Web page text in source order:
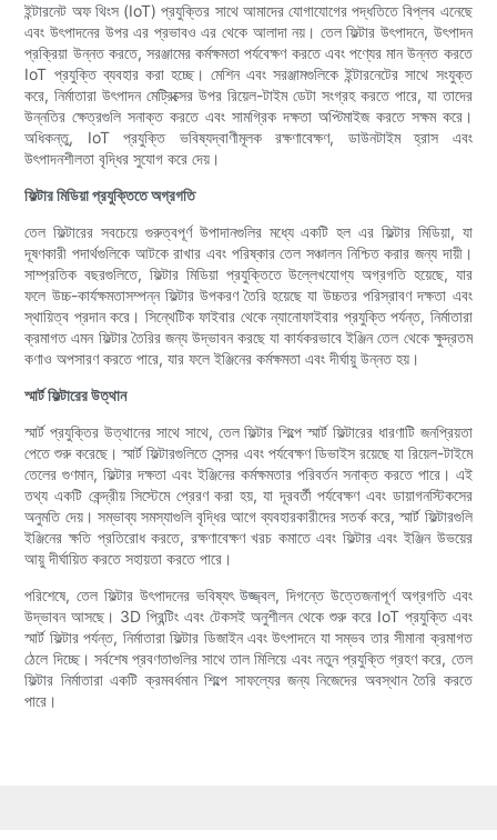
ইন্টারনেট অফ থিংস (IoT) প্রযুক্তির সাথে আমাদের যোগাযোগের পদ্ধতিতে বিপ্লব এনেছে
এবং উৎপাদনের উপর এর প্রভাবও এর থেকে আলাদা নয়। তেল ফিল্টার উৎপাদনে, উৎপাদন
প্রক্রিয়া উন্নত করতে, সরঞ্জামের কর্মক্ষমতা পর্যবেক্ষণ করতে এবং পণ্যের মান উন্নত করতে
IoT প্রযুক্তি ব্যবহার করা হচ্ছে। মেশিন এবং সরঞ্জামগুলিকে ইন্টারনেটের সাথে সংযুক্ত
করে, নির্মাতারা উৎপাদন মেট্রিক্সের উপর রিয়েল-টাইম ডেটা সংগ্রহ করতে পারে, যা তাদের
উন্নতির ক্ষেত্রগুলি সনাক্ত করতে এবং সামগ্রিক দক্ষতা অপ্টিমাইজ করতে সক্ষম করে।
অধিকন্তু, IoT প্রযুক্তি ভবিষ্যদ্বাণীমূলক রক্ষণাবেক্ষণ, ডাউনটাইম হ্রাস এবং
উৎপাদনশীলতা বৃদ্ধির সুযোগ করে দেয়।
ফিল্টার মিডিয়া প্রযুক্তিতে অগ্রগতি
তেল ফিল্টারের সবচেয়ে গুরুত্বপূর্ণ উপাদানগুলির মধ্যে একটি হল এর ফিল্টার মিডিয়া, যা
দূষণকারী পদার্থগুলিকে আটকে রাখার এবং পরিষ্কার তেল সঞ্চালন নিশ্চিত করার জন্য দায়ী।
সাম্প্রতিক বছরগুলিতে, ফিল্টার মিডিয়া প্রযুক্তিতে উল্লেখযোগ্য অগ্রগতি হয়েছে, যার
ফলে উচ্চ-কার্যক্ষমতাসম্পন্ন ফিল্টার উপকরণ তৈরি হয়েছে যা উচ্চতর পরিস্রাবণ দক্ষতা এবং
স্থায়িত্ব প্রদান করে। সিন্থেটিক ফাইবার থেকে ন্যানোফাইবার প্রযুক্তি পর্যন্ত, নির্মাতারা
ক্রমাগত এমন ফিল্টার তৈরির জন্য উদ্ভাবন করছে যা কার্যকরভাবে ইঞ্জিন তেল থেকে ক্ষুদ্রতম
কণাও অপসারণ করতে পারে, যার ফলে ইঞ্জিনের কর্মক্ষমতা এবং দীর্ঘায়ু উন্নত হয়।
স্মার্ট ফিল্টারের উত্থান
স্মার্ট প্রযুক্তির উত্থানের সাথে সাথে, তেল ফিল্টার শিল্পে স্মার্ট ফিল্টারের ধারণাটি জনপ্রিয়তা
পেতে শুরু করেছে। স্মার্ট ফিল্টারগুলিতে সেন্সর এবং পর্যবেক্ষণ ডিভাইস রয়েছে যা রিয়েল-টাইমে
তেলের গুণমান, ফিল্টার দক্ষতা এবং ইঞ্জিনের কর্মক্ষমতার পরিবর্তন সনাক্ত করতে পারে। এই
তথ্য একটি কেন্দ্রীয় সিস্টেমে প্রেরণ করা হয়, যা দূরবর্তী পর্যবেক্ষণ এবং ডায়াগনস্টিকসের
অনুমতি দেয়। সম্ভাব্য সমস্যাগুলি বৃদ্ধির আগে ব্যবহারকারীদের সতর্ক করে, স্মার্ট ফিল্টারগুলি
ইঞ্জিনের ক্ষতি প্রতিরোধ করতে, রক্ষণাবেক্ষণ খরচ কমাতে এবং ফিল্টার এবং ইঞ্জিন উভয়ের
আয়ু দীর্ঘায়িত করতে সহায়তা করতে পারে।
পরিশেষে, তেল ফিল্টার উৎপাদনের ভবিষ্যৎ উজ্জ্বল, দিগন্তে উত্তেজনাপূর্ণ অগ্রগতি এবং
উদ্ভাবন আসছে। 3D প্রিন্টিং এবং টেকসই অনুশীলন থেকে শুরু করে IoT প্রযুক্তি এবং
স্মার্ট ফিল্টার পর্যন্ত, নির্মাতারা ফিল্টার ডিজাইন এবং উৎপাদনে যা সম্ভব তার সীমানা ক্রমাগত
ঠেলে দিচ্ছে। সর্বশেষ প্রবণতাগুলির সাথে তাল মিলিয়ে এবং নতুন প্রযুক্তি গ্রহণ করে, তেল
ফিল্টার নির্মাতারা একটি ক্রমবর্ধমান শিল্পে সাফল্যের জন্য নিজেদের অবস্থান তৈরি করতে
পারে।